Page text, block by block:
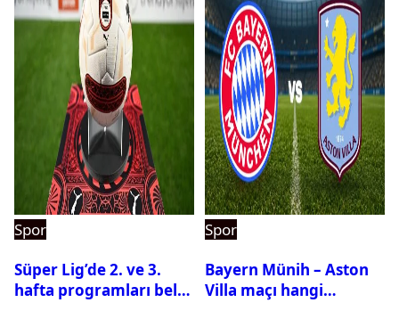
Spor
Süper Lig’de 2. ve 3.
hafta programları belli
Spor
Bayern Münih – Aston
Villa maçı hangi